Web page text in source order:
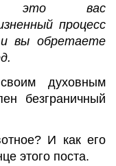
это вас
процесс
и вы обретаете
духовным
безграничный
И как его
этого поста.